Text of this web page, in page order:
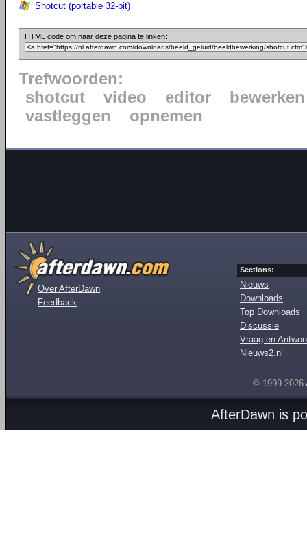
Shotcut (portable 32-bit)
HTML code om naar deze pagina te linken:
Trefwoorden:
shotcut
video editor
bewerken
vastleggen
opnemen
Over AfterDawn
Feedback
Sections:
Nieuws
Downloads
Top Downloads
Discussie
Vraag en
Nieuws2.nl
© 1999-2026
AfterDawn is